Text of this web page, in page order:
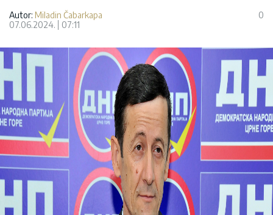
Autor: Miladin Čabarkapa
07.06.2024.
07:11
0